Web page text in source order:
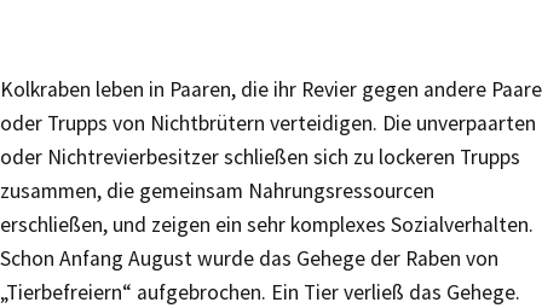
Kolkraben leben in Paaren, die ihr Revier gegen andere Paare
oder Trupps von Nichtbrütern verteidigen. Die unverpaarten
oder Nichtrevierbesitzer schließen sich zu lockeren Trupps
zusammen, die gemeinsam Nahrungsressourcen
erschließen, und zeigen ein sehr komplexes Sozialverhalten.
Schon Anfang August wurde das Gehege der Raben von
„Tierbefreiern“ aufgebrochen. Ein Tier verließ das Gehege.